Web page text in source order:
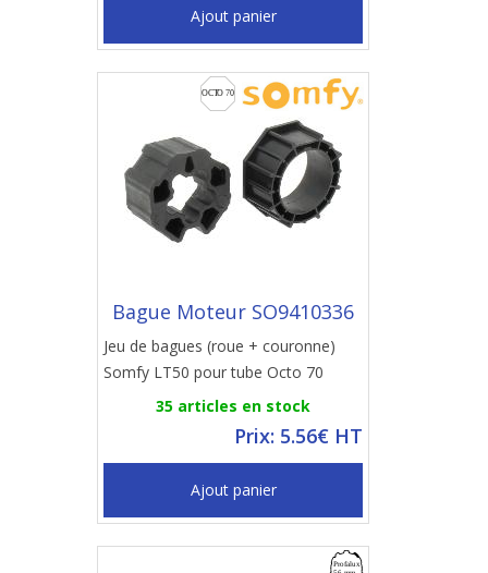
Ajout panier
Bague Moteur SO9410336
Jeu de bagues (roue + couronne)
Somfy LT50 pour tube Octo 70
35 articles en stock
Prix: 5.56€ HT
Ajout panier